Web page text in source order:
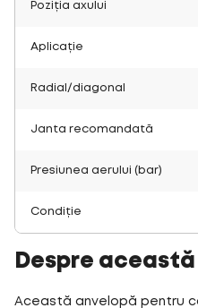
Poziția axului
Aplicație
Radial/diagonal
Janta recomandată
Presiunea aerului (bar)
Condiție
Despre
Această anvelopă pentru